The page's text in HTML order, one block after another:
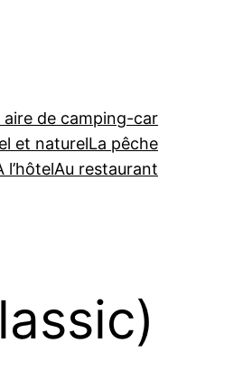
aire de camping-car
et naturelLa pêche
l’hôtelAu restaurant